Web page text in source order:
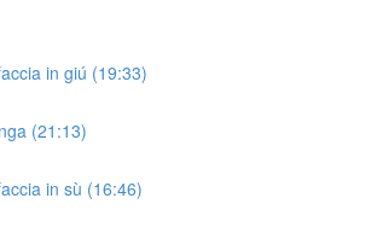
in giú (19:33)
(21:13)
in sù (16:46)